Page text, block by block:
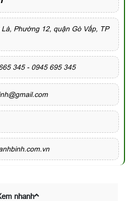
Là, Phường 12, quận Gò Vấp, TP
345 - 0945 695 345
nhanh